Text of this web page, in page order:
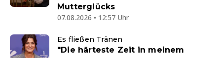
Mutterglücks
07.08.2026 • 12:57 Uhr
Es fließen Tränen
"Die härteste Zeit in meinem